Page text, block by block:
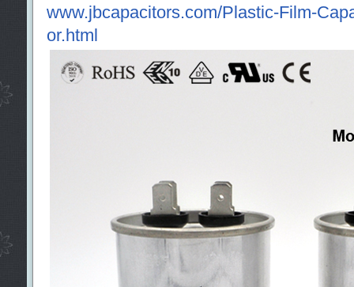
www.jbcapacitors.com/Plastic-Film-
or.html